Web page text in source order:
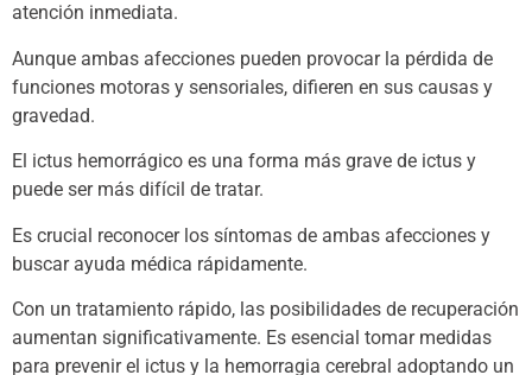
atención inmediata.
Aunque ambas afecciones pueden provocar la pérdida de
funciones motoras y sensoriales, difieren en sus causas y
gravedad.
El ictus hemorrágico es una forma más grave de ictus y
puede ser más difícil de tratar.
Es crucial reconocer los síntomas de ambas afecciones y
buscar ayuda médica rápidamente.
Con un tratamiento rápido, las posibilidades de recuperación
aumentan significativamente. Es esencial tomar medidas
para prevenir el ictus y la hemorragia cerebral adoptando un